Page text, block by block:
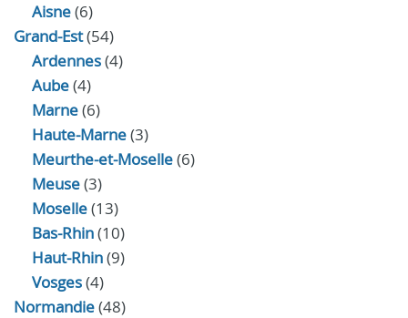
Aisne(6)
Grand-Est(54)
Ardennes(4)
Aube(4)
Marne(6)
Haute-Marne(3)
Meurthe-et-Moselle(6)
Meuse(3)
Moselle(13)
Bas-Rhin(10)
Haut-Rhin(9)
Vosges(4)
Normandie(48)